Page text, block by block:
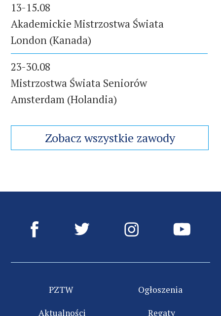
13-15.08
Akademickie Mistrzostwa Świata
London (Kanada)
23-30.08
Mistrzostwa Świata Seniorów
Amsterdam (Holandia)
Zobacz wszystkie zawody
PZTW
Aktualności
Ogłoszenia
Regaty